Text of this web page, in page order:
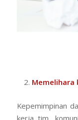
Memelihara
Kepemimpinan
kerja tim,